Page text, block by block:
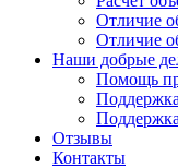
Отличие
Отличие
Наши добрые
Помощь
Отзывы
Контакты